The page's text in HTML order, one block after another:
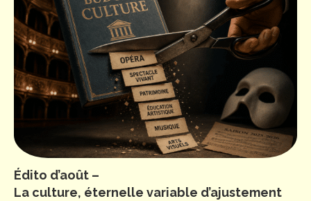
Édito d’août –
La culture, éternelle variable d’ajustement